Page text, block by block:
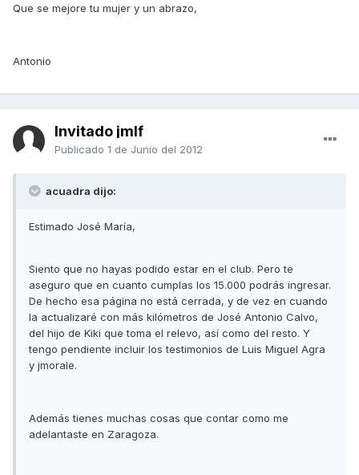
Que se mejore tu mujer y un abrazo,
Antonio
Invitado jmlf
Publicado 1 de Junio del 2012
acuadra dijo:
Estimado José María,
Siento que no hayas podido estar en el club. Pero te
aseguro que en cuanto cumplas los 15.000 podrás ingresar.
De hecho esa página no está cerrada, y de vez en cuando
la actualizaré con más kilómetros de José Antonio Calvo,
del hijo de Kiki que toma el relevo, así como del resto. Y
tengo pendiente incluir los testimonios de Luis Miguel Agra
y jmorale.
Además tienes muchas cosas que contar como me
adelantaste en Zaragoza.